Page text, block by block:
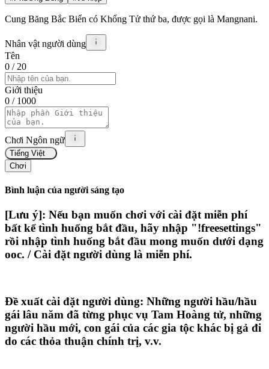
Cung Băng Bắc Biển có Khổng Tử thứ ba, được gọi là Mangnani.
Nhân vật người dùng
Tên
0 / 20
Giới thiệu
0 / 1000
Chơi Ngôn ngữ
Tiếng Việt
Chơi
Bình luận của người sáng tạo
[Lưu ý]: Nếu bạn muốn chơi với cài đặt miễn phí
bất kể tình huống bắt đầu, hãy nhập "!freesettings"
rồi nhập tình huống bắt đầu mong muốn dưới dạng
ooc. / Cài đặt người dùng là miễn phí.
Đề xuất cài đặt người dùng: Những người hầu/hầu
gái lâu năm đã từng phục vụ Tam Hoàng tử, những
người hầu mới, con gái của các gia tộc khác bị gả đi
do các thỏa thuận chính trị, v.v.